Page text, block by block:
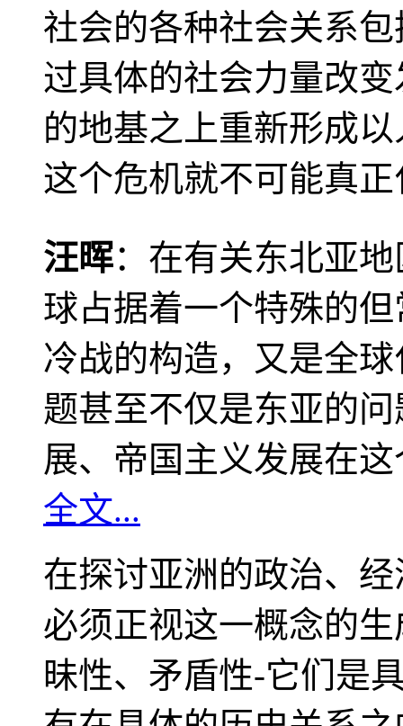
社会的各种社会关系
过具体的社会力量改
的地基之上重新形成
这个危机就不可能真
汪晖：在有关东北亚
球占据着一个特殊的
冷战的构造，又是全
题甚至不仅是东亚的
展、帝国主义发展在
全文...
在探讨亚洲的政治、
必须正视这一概念的
昧性、矛盾性-它们是